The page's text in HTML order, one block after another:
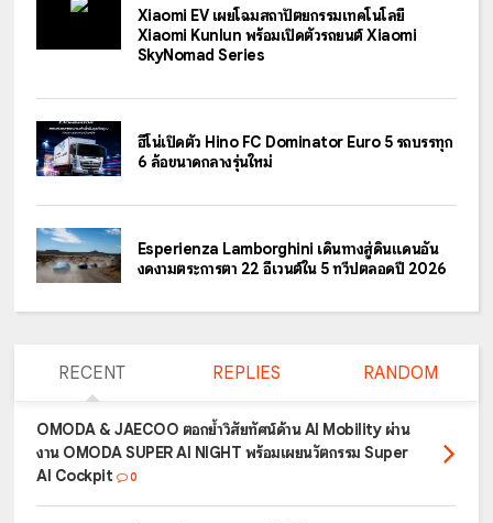
Xiaomi EV เผยโฉมสถาปัตยกรรมเทคโนโลยี
Xiaomi Kunlun พร้อมเปิดตัวรถยนต์ Xiaomi
SkyNomad Series
ฮีโน่เปิดตัว Hino FC Dominator Euro 5 รถบรรทุก
6 ล้อขนาดกลางรุ่นใหม่
Esperienza Lamborghini เดินทางสู่ดินแดนอัน
งดงามตระการตา 22 อีเวนต์ใน 5 ทวีปตลอดปี 2026
RECENT REPLIES RANDOM
OMODA & JAECOO ตอกย้ำวิสัยทัศน์ด้าน AI Mobility ผ่าน
งาน OMODA SUPER AI NIGHT พร้อมเผยนวัตกรรม Super
AI Cockpit
0